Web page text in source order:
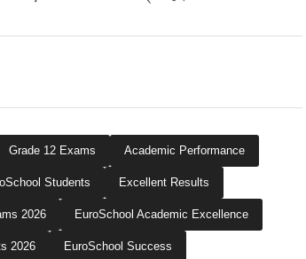
Grade 12 Exams Academic Performance
Students Excellent Results
2026 EuroSchool Academic Excellence
2026 EuroSchool Success